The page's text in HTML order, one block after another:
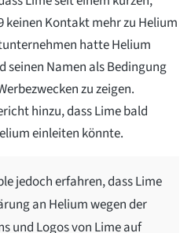
keinen Kontakt mehr zu Helium
hatte Helium
seinen Namen als Bedingung
zu zeigen.
hinzu, dass Lime bald
einleiten könnte.
jedoch erfahren, dass Lime
an Helium wegen der
und Logos von Lime auf